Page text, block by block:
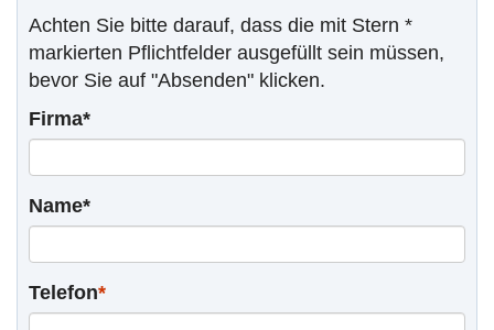
Achten Sie bitte darauf, dass die mit Stern *
markierten Pflichtfelder ausgefüllt sein müssen,
bevor Sie auf "Absenden" klicken.
Firma*
Name*
Telefon*